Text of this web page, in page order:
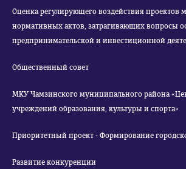
Оценка регулирующего воздействия проектов
нормативных актов, затрагивающих вопросы
предпринимательской и инвестиционной
Общественный совет
МКУ Чамзинского муниципального района
учреждений образования, культуры и спорта»
Приоритетный проект - Формирование
Развитие конкуренции